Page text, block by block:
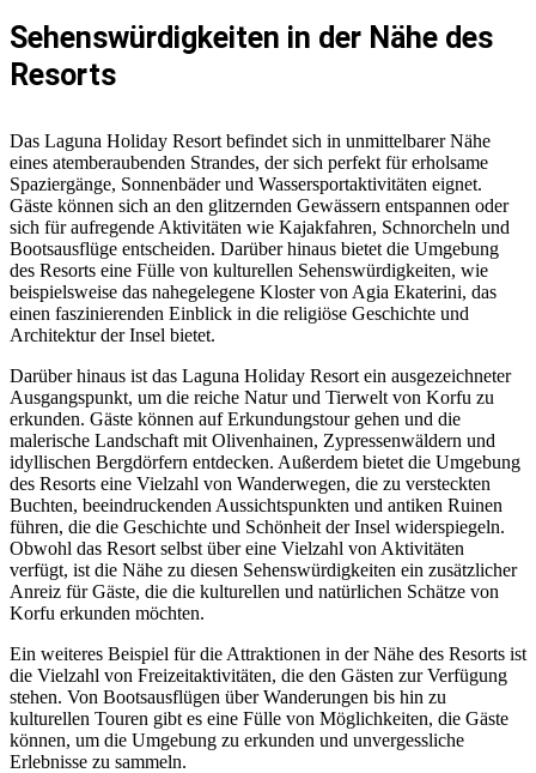
Sehenswürdigkeiten in der Nähe des
Resorts
Das Laguna Holiday Resort befindet sich in unmittelbarer Nähe
eines atemberaubenden Strandes, der sich perfekt für erholsame
Spaziergänge, Sonnenbäder und Wassersportaktivitäten eignet.
Gäste können sich an den glitzernden Gewässern entspannen oder
sich für aufregende Aktivitäten wie Kajakfahren, Schnorcheln und
Bootsausflüge entscheiden. Darüber hinaus bietet die Umgebung
des Resorts eine Fülle von kulturellen Sehenswürdigkeiten, wie
beispielsweise das nahegelegene Kloster von Agia Ekaterini, das
einen faszinierenden Einblick in die religiöse Geschichte und
Architektur der Insel bietet.
Darüber hinaus ist das Laguna Holiday Resort ein ausgezeichneter
Ausgangspunkt, um die reiche Natur und Tierwelt von Korfu zu
erkunden. Gäste können auf Erkundungstour gehen und die
malerische Landschaft mit Olivenhainen, Zypressenwäldern und
idyllischen Bergdörfern entdecken. Außerdem bietet die Umgebung
des Resorts eine Vielzahl von Wanderwegen, die zu versteckten
Buchten, beeindruckenden Aussichtspunkten und antiken Ruinen
führen, die die Geschichte und Schönheit der Insel widerspiegeln.
Obwohl das Resort selbst über eine Vielzahl von Aktivitäten
verfügt, ist die Nähe zu diesen Sehenswürdigkeiten ein zusätzlicher
Anreiz für Gäste, die die kulturellen und natürlichen Schätze von
Korfu erkunden möchten.
Ein weiteres Beispiel für die Attraktionen in der Nähe des Resorts ist
die Vielzahl von Freizeitaktivitäten, die den Gästen zur Verfügung
stehen. Von Bootsausflügen über Wanderungen bis hin zu
kulturellen Touren gibt es eine Fülle von Möglichkeiten, die Gäste
können, um die Umgebung zu erkunden und unvergessliche
Erlebnisse zu sammeln.